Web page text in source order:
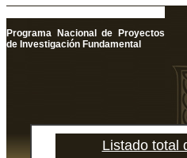
Programa Nacional de Proyectos
de Investigación Fundamental
Listado total